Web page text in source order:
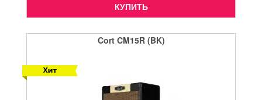
КУПИТЬ
Cort CM15R (BK)